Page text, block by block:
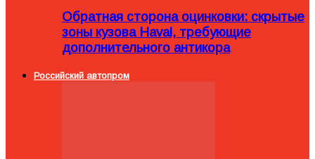
Обратная сторона оцинковки: скрытые
зоны кузова Haval, требующие
дополнительного антикора
Российский автопром